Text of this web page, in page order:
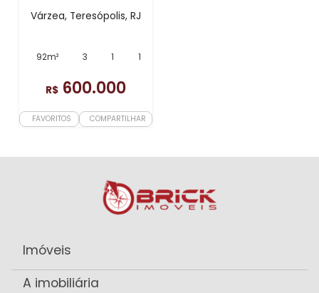
Várzea, Teresópolis, RJ
92m² 3 1 1
R$ 600.000
FAVORITOS COMPARTILHAR
Imóveis
A imobiliária